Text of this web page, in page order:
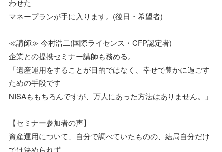
わせた
マネープランが手に入ります。(後日・希望者)
≪講師≫ 今村浩二(国際ライセンス・CFP認定者)
企業との提携セミナー講師も務める。
「遺産運用をすることが目的ではなく、幸せで豊かに過ごす
ための手段です
NISAももちろんですが、万人にあった方法はありません。」
【セミナー参加者の声】
資産運用について、自分で調べていたものの、結局自分だけ
では決められず